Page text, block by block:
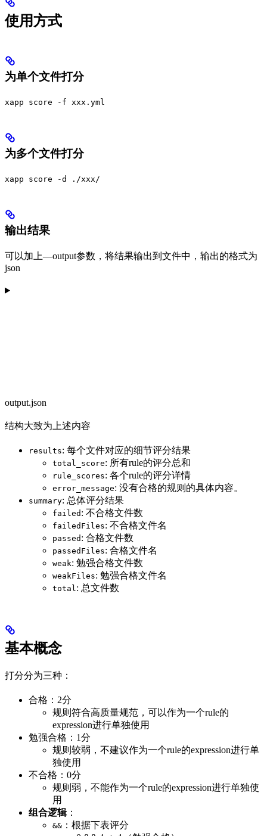
使用方式
为单个文件打分
xapp score -f xxx.yml
为多个文件打分
xapp score -d ./xxx/
输出结果
可以加上—output参数，将结果输出到文件中，输出的格式为
json
output.json
结构大致为上述内容
results: 每个文件对应的细节评分结果
total_score: 所有rule的评分总和
rule_scores: 各个rule的评分详情
error_message: 没有合格的规则的具体内容。
summary: 总体评分结果
failed : 不合格文件数
failedFiles: 不合格文件名
passed : 合格文件数
passedFiles: 合格文件名
weak: 勉强合格文件数
weakFiles: 勉强合格文件名
total : 总文件数
基本概念
打分分为三种：
合格：2分
规则符合高质量规范，可以作为一个rule的
expression进行单独使用
勉强合格：1分
规则较弱，不建议作为一个rule的expression进行单
独使用
不合格：0分
规则弱，不能作为一个rule的expression进行单独使
用
组合逻辑：
&& ：根据下表评分